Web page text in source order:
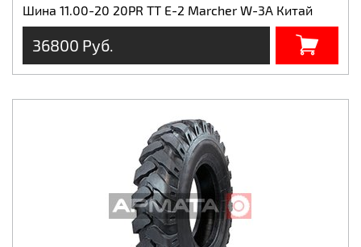
Шина 11.00-20 20PR TT E-2 Marcher W-3A Китай
36800 Руб.